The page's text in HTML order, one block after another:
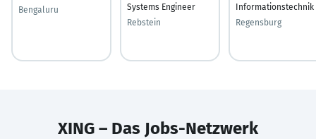
Bengaluru
Systems Engineer
Rebstein
Informationstechnik
Regensburg
XING – Das Jobs-Netzwerk